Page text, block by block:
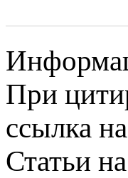
При
ссылка
Статьи